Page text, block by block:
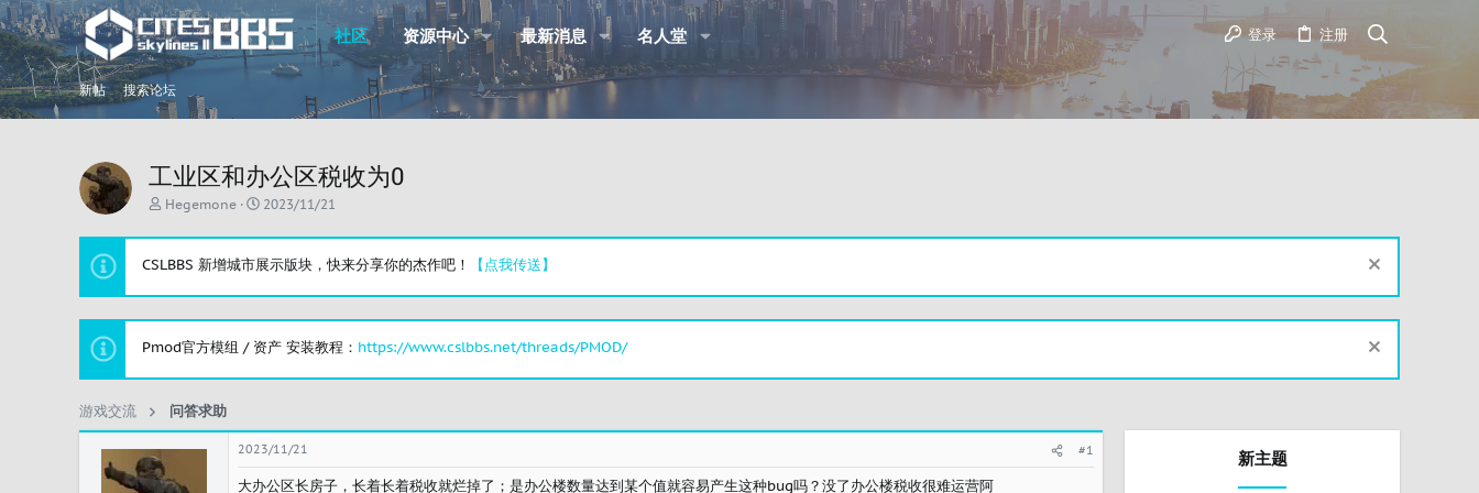
社区 资源中心 最新消息 名人堂 登录 注册
新帖 搜索论坛
工业区和办公区税收为0
主
发
人
Hegemone
开
时
间
2023/11/21
CSLBBS 新增城市展示版块，快来分享你的杰作吧！ 【点我传送】
Pmod官方模组 / 资产 安装教程： https://www.cslbbs.net/threads/PMOD/
游戏交流 问答求助
2023/11/21 #1
大办公区长房子，长着长着税收就烂掉了；是办公楼数量达到某个值就容易产生这种bug吗？没了办公楼税收很难运营阿
新主题